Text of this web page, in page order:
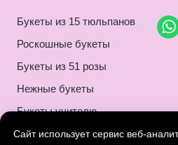
Букеты из 15 тюльпанов
Роскошные букеты
Букеты из 51 розы
Нежные букеты
Букеты учителю
Композиции букетов
Сайт использует сервис веб-